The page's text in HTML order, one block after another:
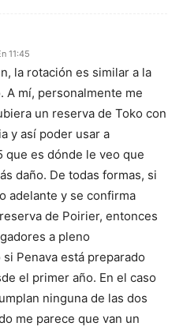
11:45
la rotación es similar a la
A mí, personalmente me
un reserva de Toko con
y así poder usar a
que es dónde le veo que
daño. De todas formas, si
adelante y se confirma
de Poirier, entonces
a pleno
Penava está preparado
el primer año. En el caso
ninguna de las dos
me parece que van un